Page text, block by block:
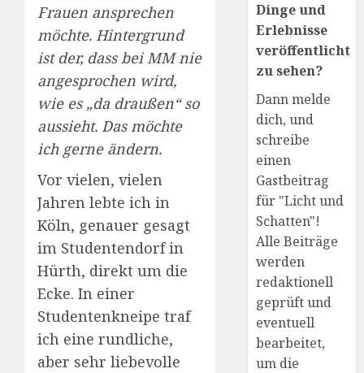
Frauen ansprechen
möchte. Hintergrund
ist der, dass bei MM nie
angesprochen wird,
wie es „da draußen“ so
aussieht. Das möchte
ich gerne ändern.
Vor vielen, vielen
Jahren lebte ich in
Köln, genauer gesagt
im Studentendorf in
Hürth, direkt um die
Ecke. In einer
Studentenkneipe traf
ich eine rundliche,
aber sehr liebevolle
Dinge und
Erlebnisse
veröffentlicht
zu sehen?
Dann melde
dich, und
schreibe
einen
Gastbeitrag
für "Licht und
Schatten"!
Alle Beiträge
werden
redaktionell
geprüft und
eventuell
bearbeitet,
um die